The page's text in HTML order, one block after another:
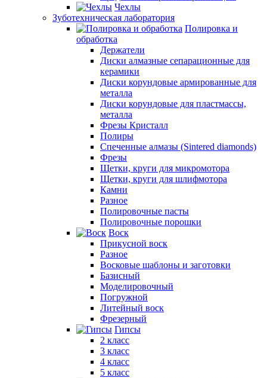
Чехлы
Зуботехническая лаборатория
Полировка и
обработка
Держатели
Диски алмазные сепарационные для
керамики
Диски корундовые армированные для
металла
Диски корундовые для пластмассы,
металла
Фрезы Кристалл
Полиры
Спеченные алмазы (Sintered diamonds)
Фрезы
Щетки, круги для микромотора
Щетки, круги для шлифмотора
Камни
Разное
Полировочные пасты
Полировочные порошки
Воск
Прикусной воск
Разное
Восковые шаблоны и заготовки
Базисный
Моделировочный
Погружной
Литейный воск
Фрезерный
Гипсы
2 класс
3 класс
4 класс
5 класс